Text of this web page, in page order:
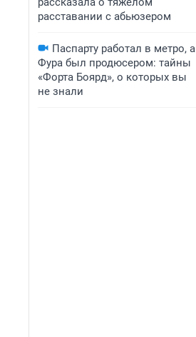
расставании с абьюзером
Паспарту работал в метро, а
Фура был продюсером: тайны
«Форта Боярд», о которых вы
не знали